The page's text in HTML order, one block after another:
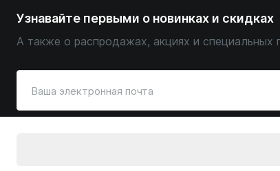
Узнавайте первыми о новинках и скидках
А также о распродажах, акциях и специальных
Введите
ваш